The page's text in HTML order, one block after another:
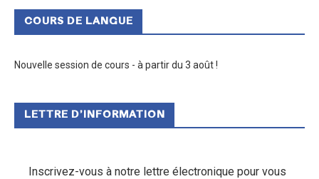
COURS DE LANGUE
Nouvelle session de cours - à partir du 3 août !
LETTRE D’INFORMATION
Inscrivez-vous à notre lettre électronique pour vous